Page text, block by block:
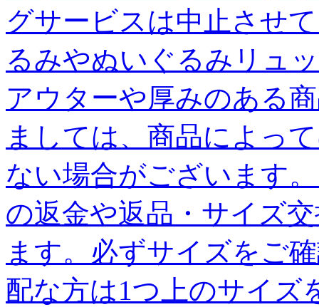
グサービスは中止させ
るみやぬいぐるみリュ
アウターや厚みのある
ましては、商品によっ
ない場合がございます
の返金や返品・サイズ
ます。必ずサイズをご
配な方は1つ上のサイズ